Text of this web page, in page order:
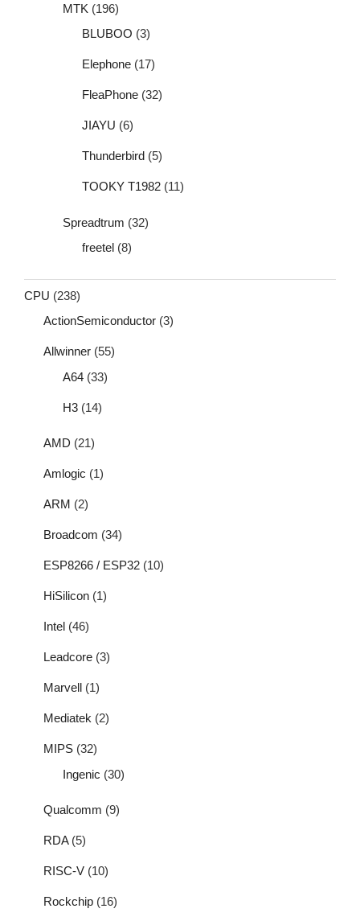
MTK (196)
BLUBOO (3)
Elephone (17)
FleaPhone (32)
JIAYU (6)
Thunderbird (5)
TOOKY T1982 (11)
Spreadtrum (32)
freetel (8)
CPU (238)
ActionSemiconductor (3)
Allwinner (55)
A64 (33)
H3 (14)
AMD (21)
Amlogic (1)
ARM (2)
Broadcom (34)
ESP8266 / ESP32 (10)
HiSilicon (1)
Intel (46)
Leadcore (3)
Marvell (1)
Mediatek (2)
MIPS (32)
Ingenic (30)
Qualcomm (9)
RDA(5)
RISC-V (10)
Rockchip (16)